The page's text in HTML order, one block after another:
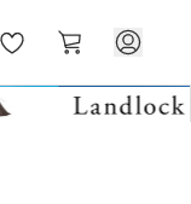
気
に
ー
ト